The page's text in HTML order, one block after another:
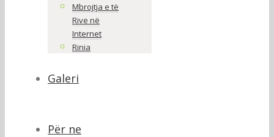
Mbrojtja e të
Rive në
Internet
Rinia
Galeri
Për ne